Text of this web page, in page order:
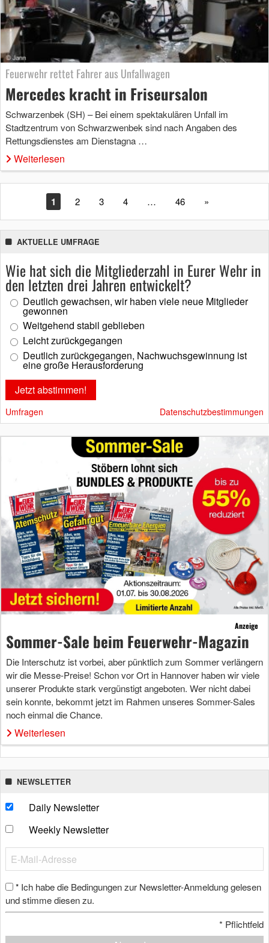
Feuerwehr rettet Fahrer aus Unfallwagen
Mercedes kracht in Friseursalon
Schwarzenbek (SH) – Bei einem spektakulären Unfall im
Stadtzentrum von Schwarzwenbek sind nach Angaben des
Rettungsdienstes am Dienstagna …
Weiterlesen
1 2 3 4 … 46 »
AKTUELLE UMFRAGE
Wie hat sich die Mitgliederzahl in Eurer Wehr in
den letzten drei Jahren entwickelt?
Deutlich gewachsen, wir haben viele neue Mitglieder
gewonnen
Weitgehend stabil geblieben
Leicht zurückgegangen
Deutlich zurückgegangen, Nachwuchsgewinnung ist
eine große Herausforderung
Umfragen Datenschutzbestimmungen
Anzeige
Sommer-Sale beim Feuerwehr-Magazin
Die Interschutz ist vorbei, aber pünktlich zum Sommer verlängern
wir die Messe-Preise! Schon vor Ort in Hannover haben wir viele
unserer Produkte stark vergünstigt angeboten. Wer nicht dabei
sein konnte, bekommt jetzt im Rahmen unseres Sommer-Sales
noch einmal die Chance.
Weiterlesen
NEWSLETTER
Daily Newsletter
Weekly Newsletter
* Ich habe die Bedingungen zur Newsletter-Anmeldung gelesen
und stimme diesen zu.
* Pflichtfeld